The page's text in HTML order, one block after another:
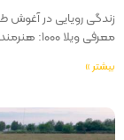
زندگی رویایی در
معرفی ویلا ۱۰۰۰: هنرمند خالق فضاهای هم‌نوا با
بیشتر »